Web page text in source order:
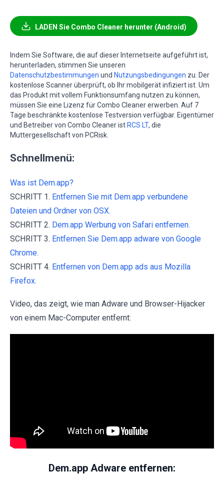
LADEN Sie Combo Cleaner herunter (Android)
Indem Sie Software, die auf dieser Internetseite aufgeführt ist,
herunterladen, stimmen Sie unseren
Datenschutzbestimmungen und Nutzungsbedingungen zu. Der
kostenlose Scanner überprüft, ob Ihr mobilgerät infiziert ist. Um
das Produkt mit vollem Funktionsumfang nutzen zu können,
müssen Sie eine Lizenz für Combo Cleaner erwerben. Auf 7
Tage beschränkte kostenlose Testversion verfügbar. Eigentümer
und Betreiber von Combo Cleaner ist RCS LT, die
Muttergesellschaft von PCRisk.
Schnellmenü:
Was ist Dem.app?
SCHRITT 1. Entfernen Sie mit Dem.app verbundene
Dateien und Ordner von OSX.
SCHRITT 2. Dem.app Werbung von Safari entfernen.
SCHRITT 3. Entfernen Sie Dem.app adware von Google
Chrome.
SCHRITT 4. Entfernen von Dem.app ads aus Mozilla
Firefox.
Video, das zeigt, wie man Adware und Browser-Hijacker
von einem Mac-Computer entfernt:
Dem.app Adware entfernen: